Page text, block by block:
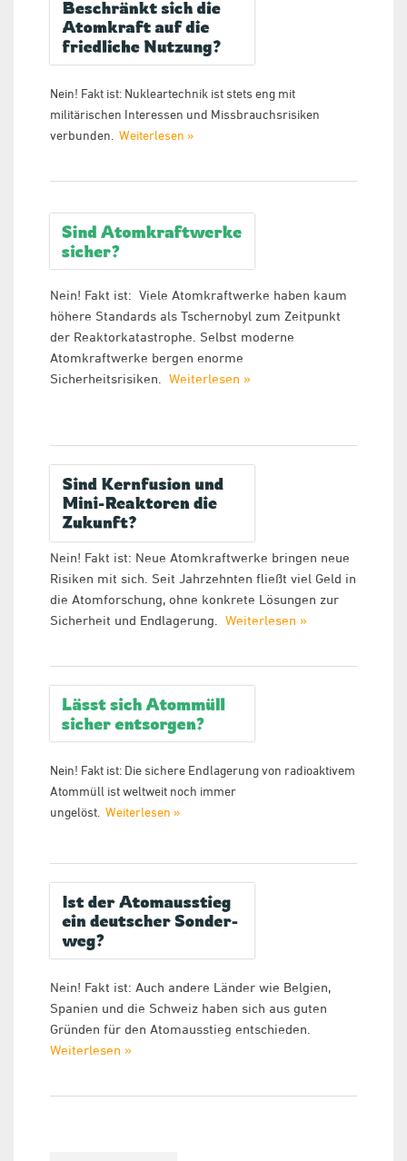
Nein! Fakt ist: Nukleartechnik ist stets eng mit
militärischen Interessen und Missbrauchsrisiken
verbunden. Weiterlesen »
Nein! Fakt ist: Viele Atomkraftwerke haben kaum
höhere Standards als Tschernobyl zum Zeitpunkt
der Reaktorkatastrophe. Selbst moderne
Atomkraftwerke bergen enorme
Sicherheitsrisiken. Weiterlesen »
Nein! Fakt ist: Neue Atomkraftwerke bringen neue
Risiken mit sich. Seit Jahrzehnten fließt viel Geld in
die Atomforschung, ohne konkrete Lösungen zur
Sicherheit und Endlagerung. Weiterlesen »
Nein! Fakt ist: Die sichere Endlagerung von radioaktivem
Atommüll ist weltweit noch immer
ungelöst. Weiterlesen »
Nein! Fakt ist: Auch andere Länder wie Belgien,
Spanien und die Schweiz haben sich aus guten
Gründen für den Atomausstieg entschieden.
Weiterlesen »